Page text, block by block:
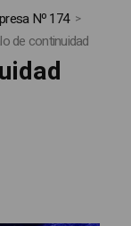
Nº 174
de continuidad